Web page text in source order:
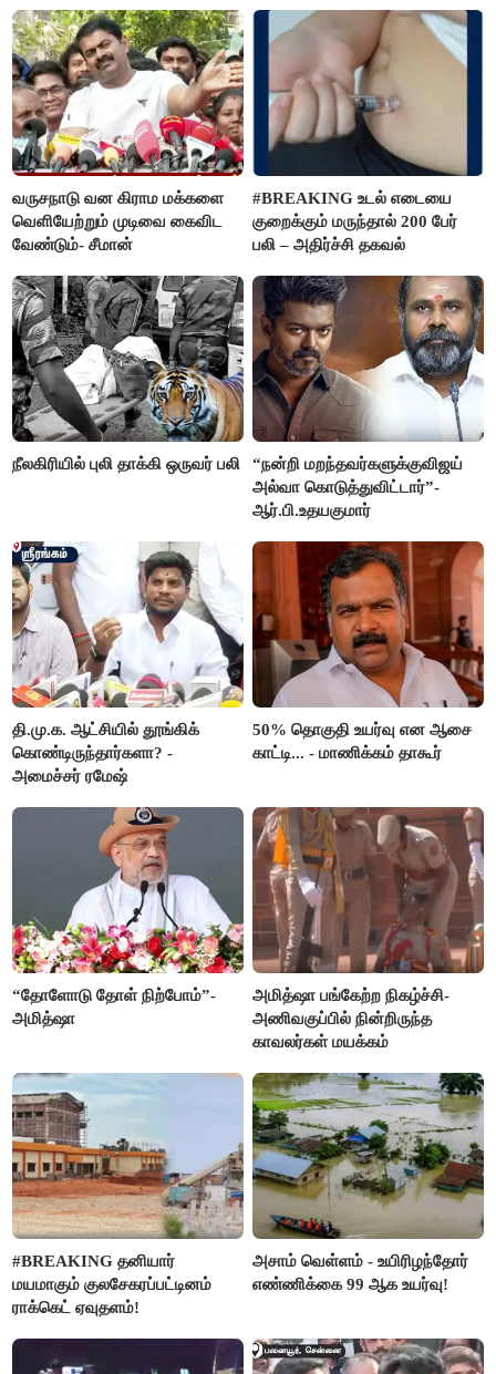
மார்க்கண்டேயன்
வருசநாடு வன கிராம மக்களை
வெளியேற்றும் முடிவை கைவிட
வேண்டும்- சீமான்
#BREAKING உடல் எடையை
குறைக்கும் மருந்தால் 200 பேர்
பலி – அதிர்ச்சி தகவல்
நீலகிரியில் புலி தாக்கி ஒருவர் பலி
“நன்றி மறந்தவர்களுக்குவிஜய்
அல்வா கொடுத்துவிட்டார்”-
ஆர்.பி.உதயகுமார்
தி.மு.க. ஆட்சியில் தூங்கிக்
கொண்டிருந்தார்களா? -
அமைச்சர் ரமேஷ்
50% தொகுதி உயர்வு என ஆசை
காட்டி... - மாணிக்கம் தாகூர்
“தோளோடு தோள் நிற்போம்”-
அமித்ஷா
அமித்ஷா பங்கேற்ற நிகழ்ச்சி-
அணிவகுப்பில் நின்றிருந்த
காவலர்கள் மயக்கம்
#BREAKING தனியார்
மயமாகும் குலசேகரப்பட்டினம்
ராக்கெட் ஏவுதளம்!
அசாம் வெள்ளம் - உயிரிழந்தோர்
எண்ணிக்கை 99 ஆக உயர்வு!